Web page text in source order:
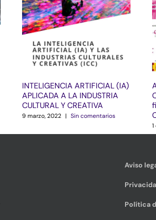
INTELIGENCIA ARTIFICIAL (IA)
APLICADA A LA INDUSTRIA
CULTURAL Y CREATIVA
9 marzo, 2022 | Sin comentarios
Aviso
Política